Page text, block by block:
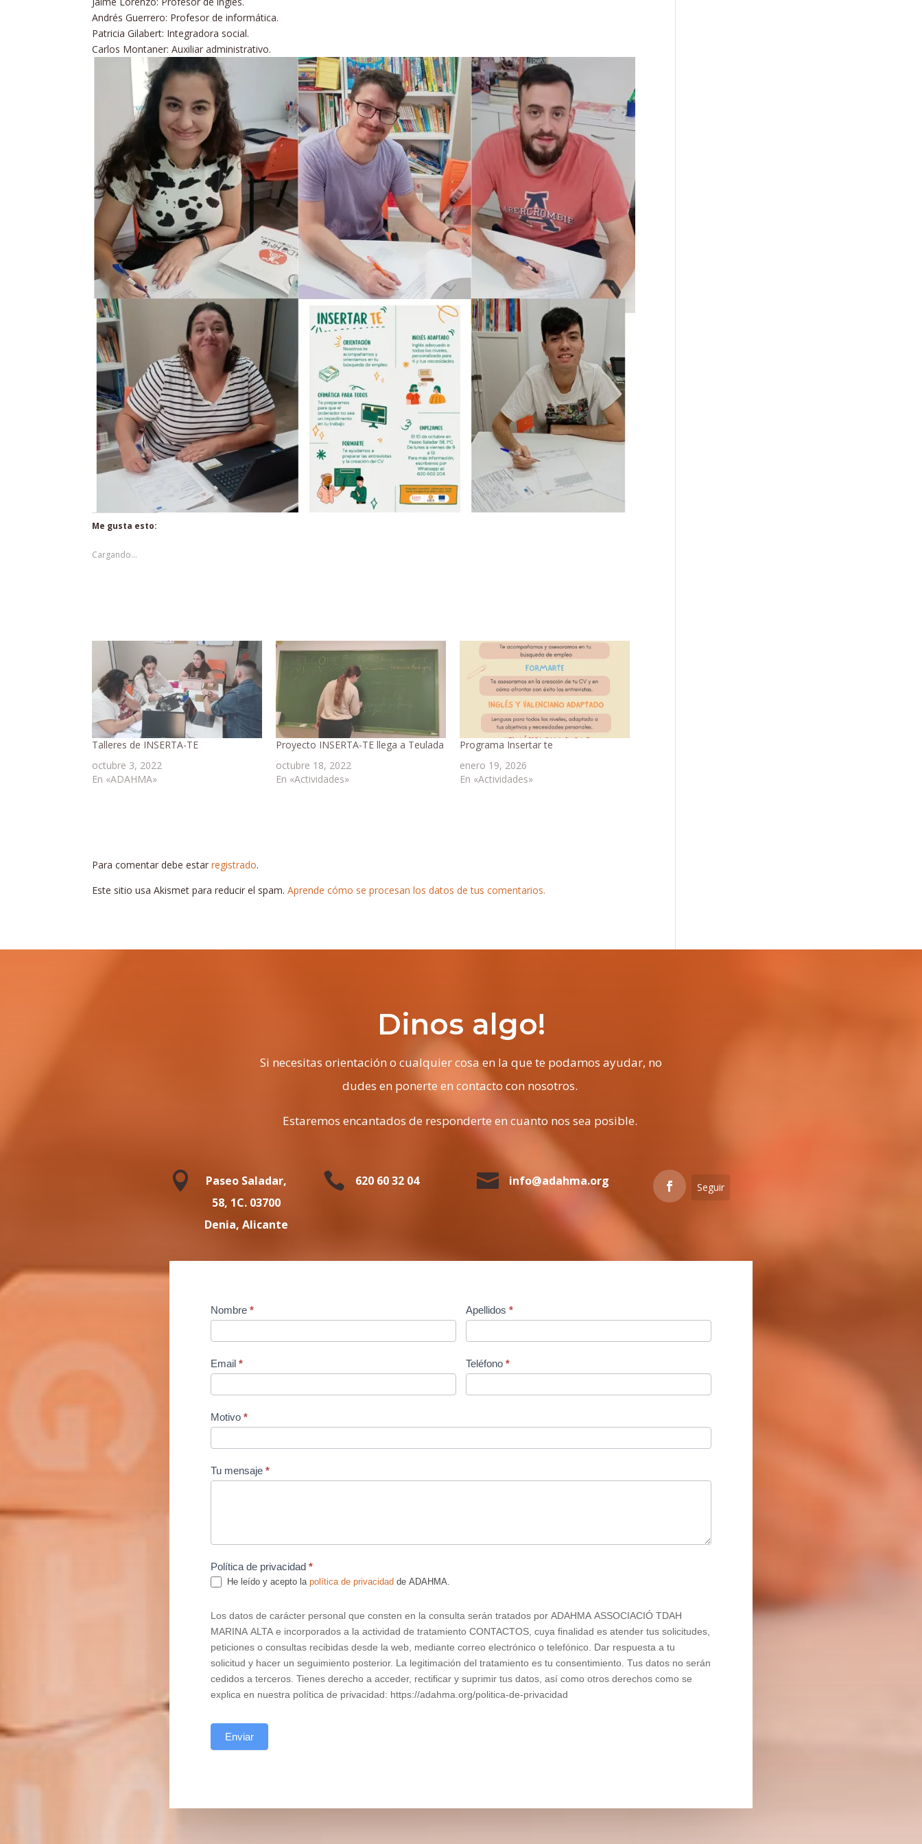
Andrés Guerrero: Profesor de informática.
Patricia Gilabert: Integradora social.
Carlos Montaner: Auxiliar administrativo.
Me gusta esto:
Cargando...
Talleres de INSERTA-TE
octubre 3, 2022
En «ADAHMA»
Proyecto INSERTA-TE llega a Teulada
octubre 18, 2022
En «Actividades»
Programa Insertar te
enero 19, 2026
En «Actividades»
Para comentar debe estarregistrado.
Este sitio usa Akismet para reducir el spam.Aprende cómo se procesan los datos de tus comentarios.
Dinos algo!
Si necesitas orientación o cualquier cosa en la que te podamos ayudar, no
dudes en ponerte en contacto con nosotros.
Estaremos encantados de responderte en cuanto nos sea posible.

Paseo Saladar,
58, 1C. 03700
Denia, Alicante
 620 60 32 04  info@adahma.org Seguir
Contact
Us
Nombre * Apellidos*
Email * Teléfono*
Motivo *
Tu mensaje *
Política de privacidad *
He leído y acepto la política de privacidad de ADAHMA.
Los datos de carácter personal que consten en la consulta serán tratados por ADAHMA ASSOCIACIÓ TDAH
MARINA ALTA e incorporados a la actividad de tratamiento CONTACTOS, cuya finalidad es atender tus solicitudes,
peticiones o consultas recibidas desde la web, mediante correo electrónico o telefónico. Dar respuesta a tu
solicitud y hacer un seguimiento posterior. La legitimación del tratamiento es tu consentimiento. Tus datos no serán
cedidos a terceros. Tienes derecho a acceder, rectificar y suprimir tus datos, así como otros derechos como se
explica en nuestra política de privacidad: https://adahma.org/politica-de-privacidad
Enviar